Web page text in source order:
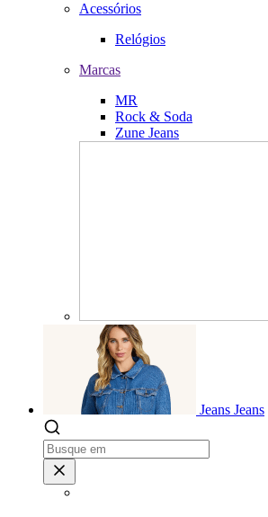
Acessórios
Relógios
Marcas
MR
Rock & Soda
Zune Jeans
Jeans Jeans